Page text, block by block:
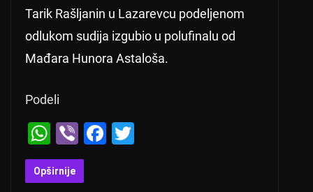
Tarik Rašljanin u Lazarevcu podeljenom
odlukom sudija izgubio u polufinalu od
Mađara Hunora Astaloša.
Podeli
W
h
at
Vi
b
er
F
Opširnije